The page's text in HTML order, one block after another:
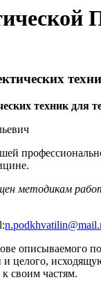
техник для
методикам
описываемого
целого,
своим частям.